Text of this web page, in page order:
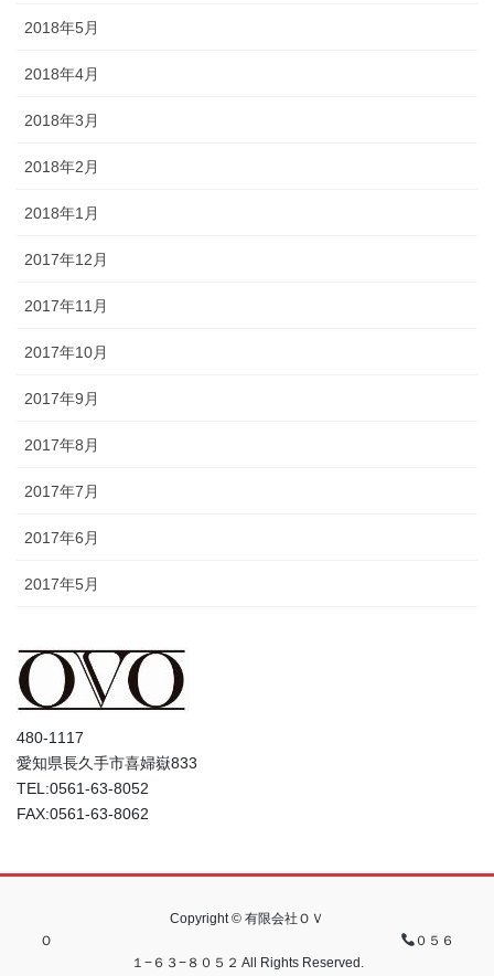
2018年5月
2018年4月
2018年3月
2018年2月
2018年1月
2017年12月
2017年11月
2017年10月
2017年9月
2017年8月
2017年7月
2017年6月
2017年5月
480-1117
愛知県長久手市喜婦嶽833
TEL:0561-63-8052
FAX:0561-63-8062
Copyright © 有限会社ＯＶ
Ｏ
０５６
１−６３−８０５２ All Rights Reserved.